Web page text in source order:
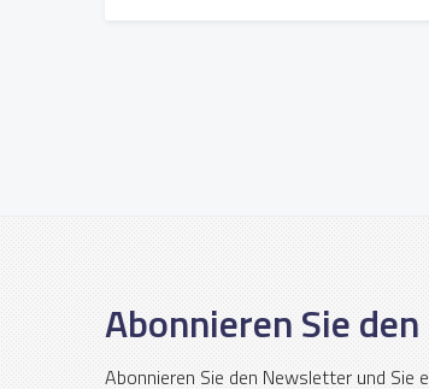
Abonnieren Sie
Abonnieren Sie den Newsletter und Sie